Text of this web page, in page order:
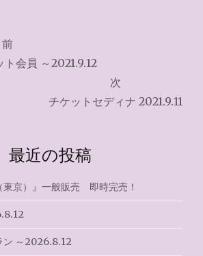
前
会員 ～2021.9.12
次
チケットセディナ 2021.9.11
最近の投稿
東京）』一般販売 即時完売！
ン ～2026.8.12